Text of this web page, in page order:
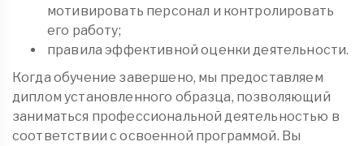
мотивировать персонал и контролировать
его работу;
правила эффективной оценки деятельности.
Когда обучение завершено, мы предоставляем
диплом установленного образца, позволяющий
заниматься профессиональной деятельностью в
соответствии с освоенной программой. Вы